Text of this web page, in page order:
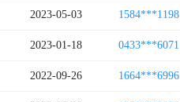
2023-05-03 1584***1198
2023-01-18 0433***6071
2022-09-26 1664***6996